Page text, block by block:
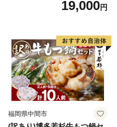
19,000円
福岡県中間市